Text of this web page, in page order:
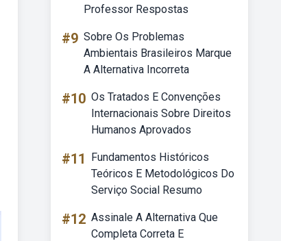
Professor Respostas
#9 Sobre Os Problemas
Ambientais Brasileiros Marque
A Alternativa Incorreta
#10 Os Tratados E Convenções
Internacionais Sobre Direitos
Humanos Aprovados
#11
Fundamentos Históricos
Teóricos E Metodológicos Do
Serviço Social Resumo
#12 Assinale A Alternativa Que
Completa Correta E